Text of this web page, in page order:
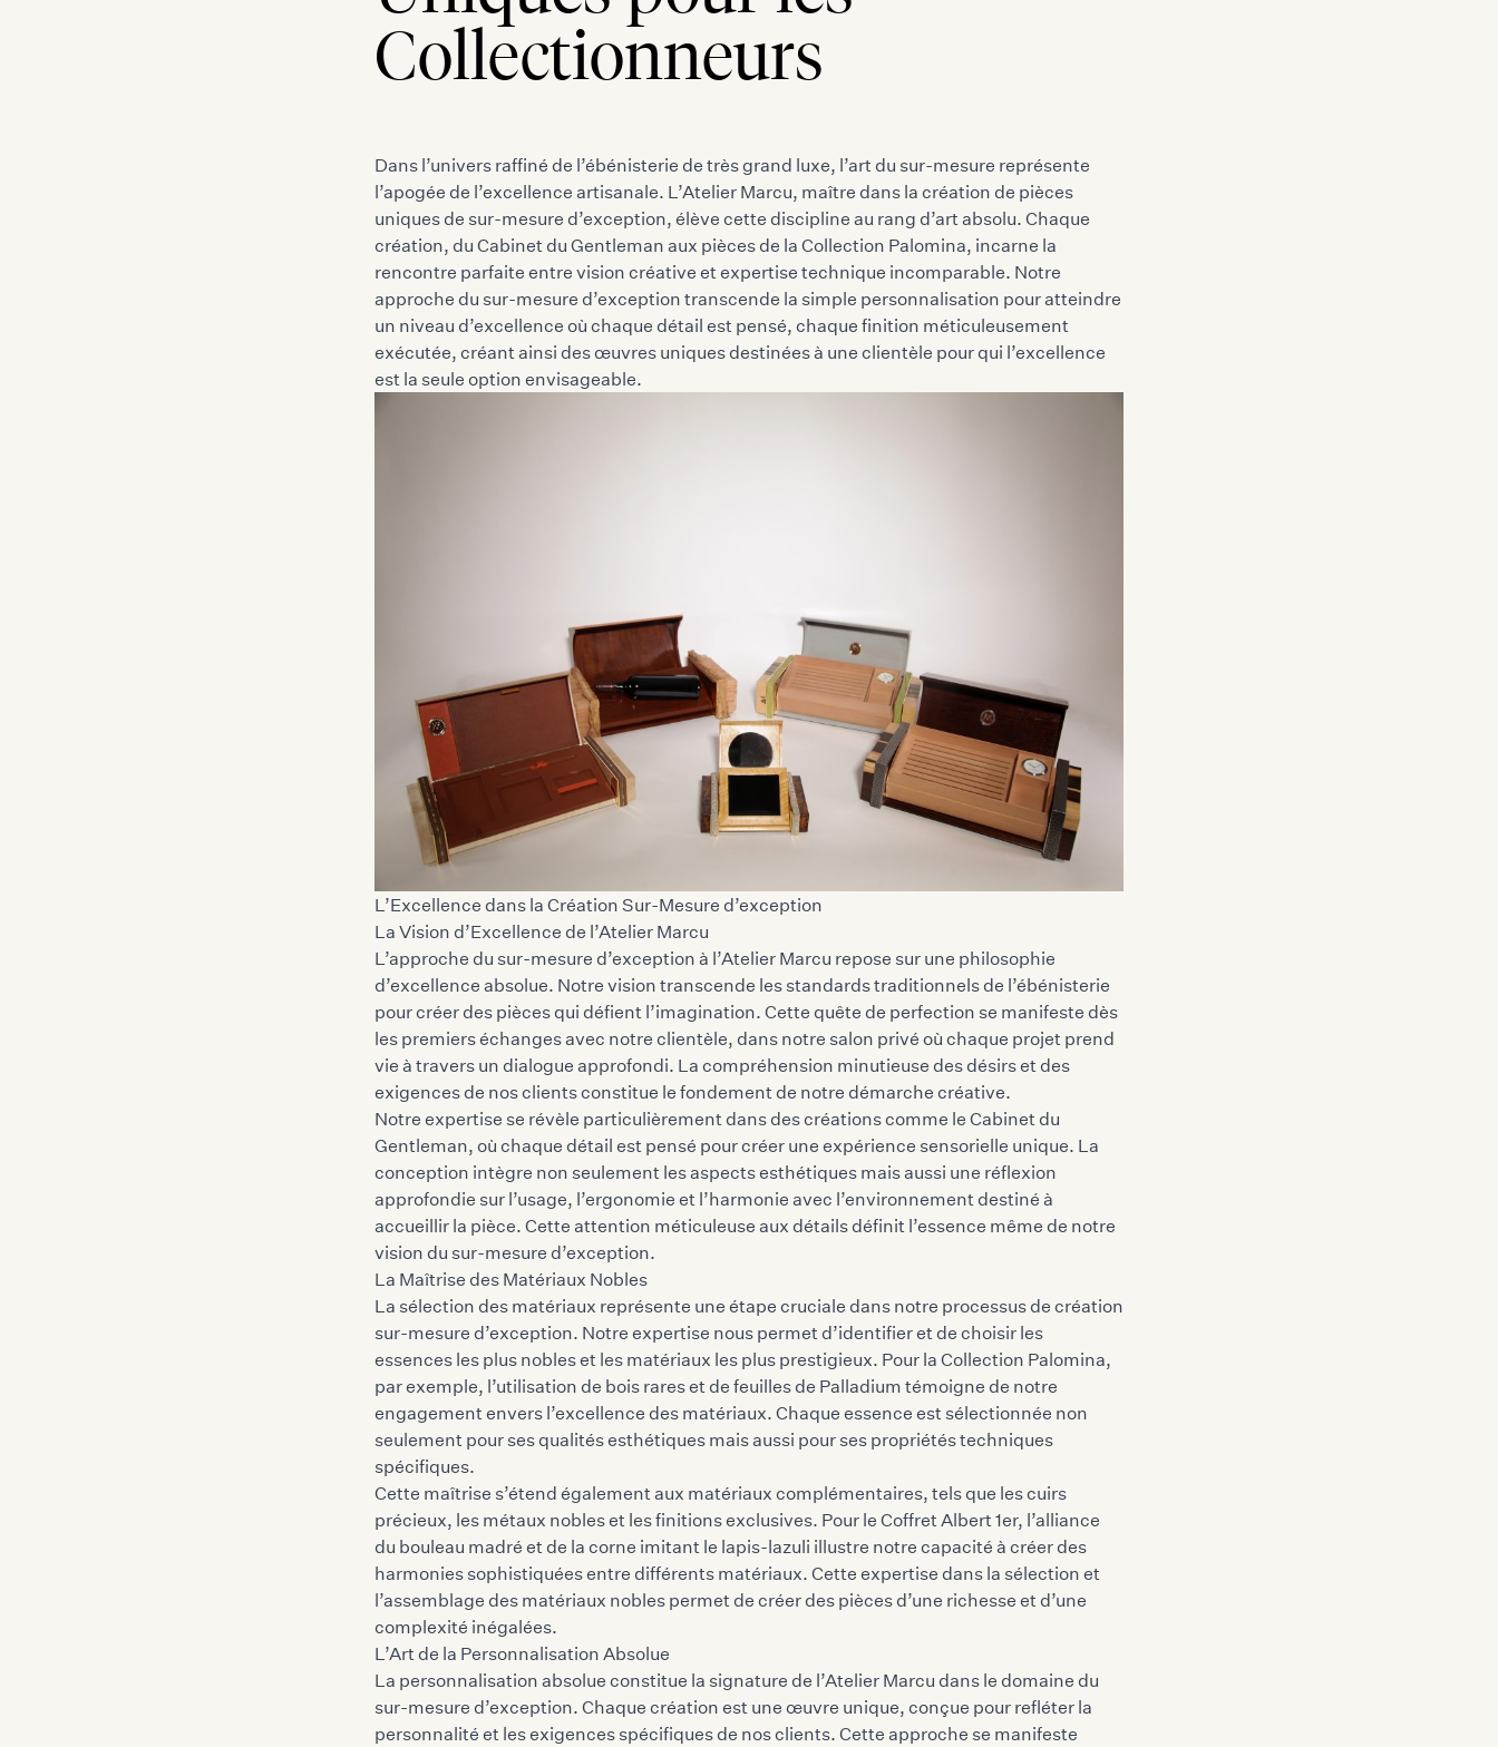
Collectionneurs
Dans l’univers raffiné de l’ébénisterie de très grand luxe, l’art du sur-mesure représente
l’apogée de l’excellence artisanale. L’Atelier Marcu, maître dans la création de pièces
uniques de sur-mesure d’exception, élève cette discipline au rang d’art absolu. Chaque
création, du Cabinet du Gentleman aux pièces de la Collection Palomina, incarne la
rencontre parfaite entre vision créative et expertise technique incomparable. Notre
approche du sur-mesure d’exception transcende la simple personnalisation pour atteindre
un niveau d’excellence où chaque détail est pensé, chaque finition méticuleusement
exécutée, créant ainsi des œuvres uniques destinées à une clientèle pour qui l’excellence
est la seule option envisageable.
L’Excellence dans la Création Sur-Mesure d’exception
La Vision d’Excellence de l’Atelier Marcu
L’approche du sur-mesure d’exception à l’Atelier Marcu repose sur une philosophie
d’excellence absolue. Notre vision transcende les standards traditionnels de l’ébénisterie
pour créer des pièces qui défient l’imagination. Cette quête de perfection se manifeste dès
les premiers échanges avec notre clientèle, dans notre salon privé où chaque projet prend
vie à travers un dialogue approfondi. La compréhension minutieuse des désirs et des
exigences de nos clients constitue le fondement de notre démarche créative.
Notre expertise se révèle particulièrement dans des créations comme le Cabinet du
Gentleman, où chaque détail est pensé pour créer une expérience sensorielle unique. La
conception intègre non seulement les aspects esthétiques mais aussi une réflexion
approfondie sur l’usage, l’ergonomie et l’harmonie avec l’environnement destiné à
accueillir la pièce. Cette attention méticuleuse aux détails définit l’essence même de notre
vision du sur-mesure d’exception.
La Maîtrise des Matériaux Nobles
La sélection des matériaux représente une étape cruciale dans notre processus de création
sur-mesure d’exception. Notre expertise nous permet d’identifier et de choisir les
essences les plus nobles et les matériaux les plus prestigieux. Pour la Collection Palomina,
par exemple, l’utilisation de bois rares et de feuilles de Palladium témoigne de notre
engagement envers l’excellence des matériaux. Chaque essence est sélectionnée non
seulement pour ses qualités esthétiques mais aussi pour ses propriétés techniques
spécifiques.
Cette maîtrise s’étend également aux matériaux complémentaires, tels que les cuirs
précieux, les métaux nobles et les finitions exclusives. Pour leCoffret Albert 1er, l’alliance
du bouleau madré et de la corne imitant le lapis-lazuli illustre notre capacité à créer des
harmonies sophistiquées entre différents matériaux. Cette expertise dans la sélection et
l’assemblage des matériaux nobles permet de créer des pièces d’une richesse et d’une
complexité inégalées.
L’Art de la Personnalisation Absolue
La personnalisation absolue constitue la signature de l’Atelier Marcu dans le domaine du
sur-mesure d’exception. Chaque création est une œuvre unique, conçue pour refléter la
personnalité et les exigences spécifiques de nos clients. Cette approche se manifeste